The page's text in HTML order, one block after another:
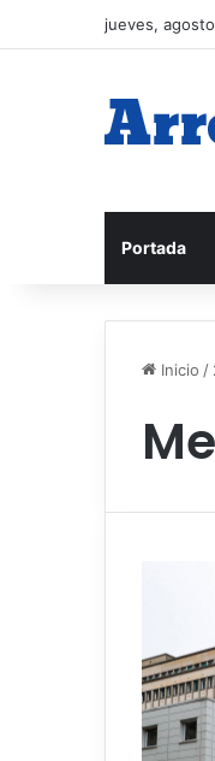
jueves,
Portada
Inicio /